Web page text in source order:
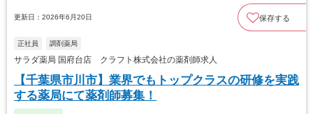
更新日：2026年6月20日 保存する
正社員 調剤薬局
サラダ薬局 国府台店 クラフト株式会社の薬剤師求人
【千葉県市川市】業界でもトップクラスの研修を実践
する薬局にて薬剤師募集！